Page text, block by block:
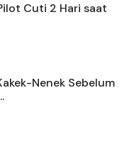
Cuti 2 Hari saat
Nenek Sebelum